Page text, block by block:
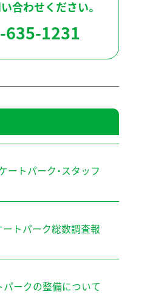
合わせください。
635-1231
ートパーク・スタッフ
ートパーク総数調査報
ークの整備について